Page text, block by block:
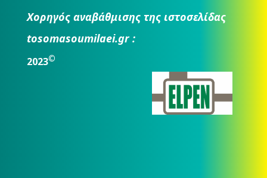
Χορηγός αναβάθμισης της ιστοσελίδας
tosomasoumilaei.gr :
2023©